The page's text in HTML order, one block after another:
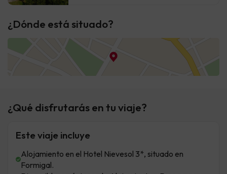
¿Dónde está situado?
¿Qué disfrutarás en tu viaje?
Este viaje incluye
Alojamiento en el Hotel Nievesol 3*, situado en
Formigal.